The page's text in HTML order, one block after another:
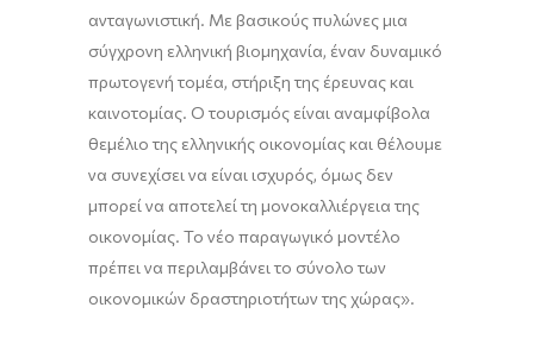
ανταγωνιστική. Με βασικούς πυλώνες μια
σύγχρονη ελληνική βιομηχανία, έναν δυναμικό
πρωτογενή τομέα, στήριξη της έρευνας και
καινοτομίας. Ο τουρισμός είναι αναμφίβολα
θεμέλιο της ελληνικής οικονομίας και θέλουμε
να συνεχίσει να είναι ισχυρός, όμως δεν
μπορεί να αποτελεί τη μονοκαλλιέργεια της
οικονομίας. Το νέο παραγωγικό μοντέλο
πρέπει να περιλαμβάνει το σύνολο των
οικονομικών δραστηριοτήτων της χώρας».